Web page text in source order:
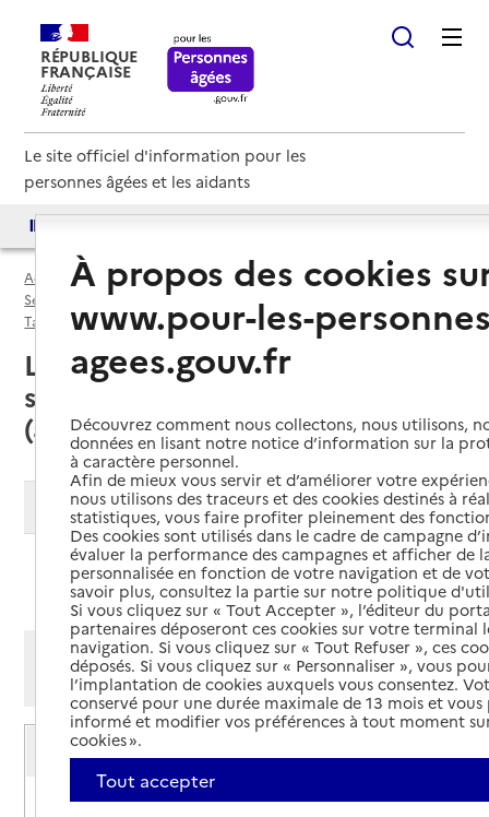
RÉPUBLIQUE
FRANÇAISE
Le site officiel d'information pour les
personnes âgées et les aidants
Accueil
Espace annuaire
Services autonomie à domicile (aide) par département
Tarn (81)
Service autonomie à domicile (aide)
Lacrouzette (81210) : liste des
services autonomie à domicile
(aide)
Modifier ma recherche
Ajouter cette recherche aux favoris
Afficher les résultats par:
Mode liste
Mode carte
Service autonomie à domicile (aide)
ADMR du Sidobre
Adresse
Rue de la Mairie
À propos des cookies
www.pour-les-
agees.gouv.fr
Découvrez comment nous collectons, nous utilisons,
données en lisant notre notice d’information sur la
à caractère personnel.
Afin de mieux vous servir et d’améliorer votre
nous utilisons des traceurs et des cookies destinés à
statistiques, vous faire profiter pleinement des
Des cookies sont utilisés dans le cadre de campagne
évaluer la performance des campagnes et afficher de
personnalisée en fonction de votre navigation et de
savoir plus, consultez la partie sur notre politique
Si vous cliquez sur « Tout Accepter », l’éditeur du
partenaires déposeront ces cookies sur votre terminal
navigation. Si vous cliquez sur « Tout Refuser », ces
déposés. Si vous cliquez sur « Personnaliser », vous
l’implantation de cookies auxquels vous consentez.
conservé pour une durée maximale de 13 mois et
informé et modifier vos préférences à tout moment
cookies ».
Tout accepter